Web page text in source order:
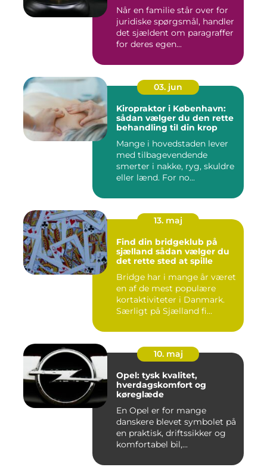
Når en familie står over for
juridiske spørgsmål, handler
det sjældent om paragraffer
for deres egen...
03. jun
Kiropraktor i København:
sådan vælger du den rette
behandling til din krop
Mange i hovedstaden lever
med tilbagevendende
smerter i nakke, ryg, skuldre
eller lænd. For no...
13. maj
Find din bridgeklub på
sjælland sådan vælger du
det rette sted at spille
Bridge har i mange år været
en af de mest populære
kortaktiviteter i Danmark.
Særligt på Sjælland fi...
10. maj
Opel: tysk kvalitet,
hverdagskomfort og
køreglæde
En Opel er for mange
danskere blevet symbolet på
en praktisk, driftssikker og
komfortabel bil,...